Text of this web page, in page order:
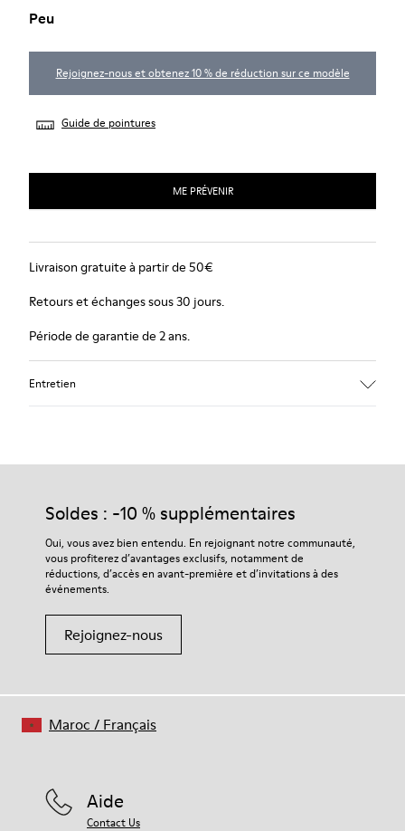
Peu
Rejoignez-nous et obtenez 10 % de réduction sur ce modèle
Guide de pointures
ME PRÉVENIR
Livraison gratuite à partir de 50€
Retours et échanges sous 30 jours.
Période de garantie de 2 ans.
Entretien
Soldes : -10 % supplémentaires
Oui, vous avez bien entendu. En rejoignant notre communauté,
vous profiterez d’avantages exclusifs, notamment de
réductions, d’accès en avant-première et d’invitations à des
événements.
Rejoignez-nous
Aide
Contact Us
Maroc / Français